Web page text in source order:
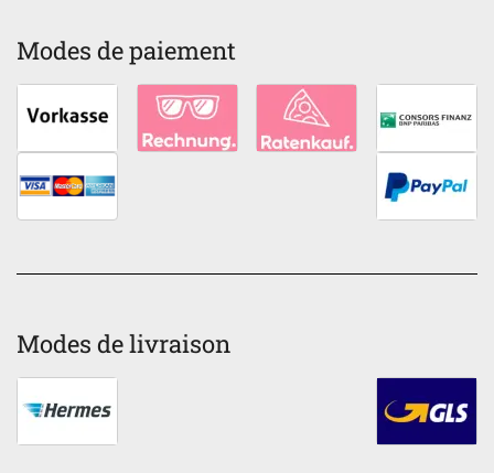
Modes de paiement
Modes de livraison